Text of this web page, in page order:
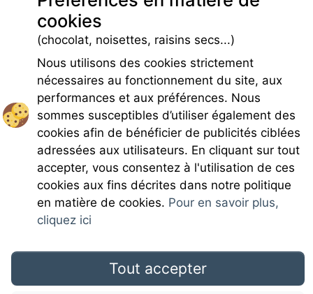
Parking
Infos pré et post réservation
Caution locative
Rejoignez-nous
cookies
(chocolat, noisettes, raisins secs...)
Nous utilisons des cookies strictement
nécessaires au fonctionnement du site, aux
performances et aux préférences. Nous
sommes susceptibles d’utiliser également des
cookies afin de bénéficier de publicités ciblées
adressées aux utilisateurs. En cliquant sur tout
accepter, vous consentez à l'utilisation de ces
cookies aux fins décrites dans notre politique
en matière de cookies. Pour en savoir plus,
cliquez ici
Tout accepter